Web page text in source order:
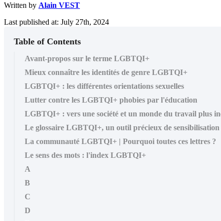
Written by Alain VEST
Last published at: July 27th, 2024
Table of Contents
Avant-propos sur le terme LGBTQI+
Mieux connaître les identités de genre LGBTQI+
LGBTQI+ : les différentes orientations sexuelles
Lutter contre les LGBTQI+ phobies par l'éducation
LGBTQI+ : vers une société et un monde du travail plus
Le glossaire LGBTQI+, un outil précieux de sensibilisation
La communauté LGBTQI+ | Pourquoi toutes ces lettres ?
Le sens des mots : l'index LGBTQI+
A
B
C
D